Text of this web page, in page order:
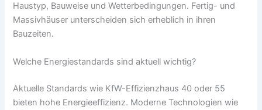
Haustyp, Bauweise und Wetterbedingungen. Fertig- und
Massivhäuser unterscheiden sich erheblich in ihren
Bauzeiten.
Welche Energiestandards sind aktuell wichtig?
Aktuelle Standards wie KfW-Effizienzhaus 40 oder 55
bieten hohe Energieeffizienz. Moderne Technologien wie